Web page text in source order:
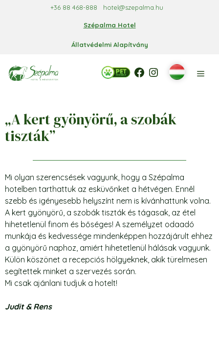
+36 88 468-888 hotel@szepalma.hu
Szépalma Hotel
Állatvédelmi Alapítvány
Facebook Facebook
Instagram
„A kert gyönyörű, a szobák
tiszták”
Mi olyan szerencsések vagyunk, hogy a Szépalma
hotelben tarthattuk az esküvőnket a hétvégen. Ennêl
szebb és igényesebb helyszínt nem is kívánhattunk volna.
A kert gyönyörű, a szobák tiszták és tágasak, az étel
hihetetlenül finom és bőséges! A személyzet odaadó
munkája és kedvessége mindenképpen hozzájárult ehhez
a gyönyörű naphoz, amiért hihetetlenül hálásak vagyunk.
Külön köszönet a recepciós hölgyeknek, akik türelmesen
segítettek minket a szervezés során.
Mi csak ajánlani tudjuk a hotelt!
Judit & Rens